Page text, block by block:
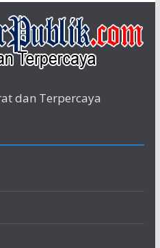
dan Terpercaya